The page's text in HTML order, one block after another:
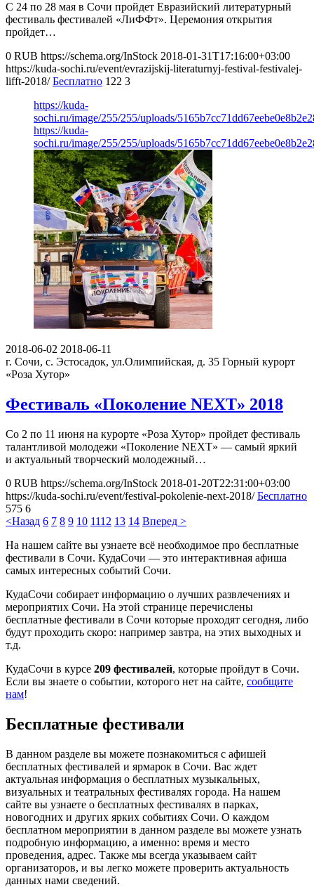
С 24 по 28 мая в Сочи пройдет Евразийский литературный
фестиваль фестивалей «ЛиФФт». Церемония открытия
пройдет…
0 RUB https://schema.org/InStock 2018-01-31T17:16:00+03:00
https://kuda-sochi.ru/event/evrazijskij-literaturnyj-festival-festivalej-
lifft-2018/ Бесплатно 122 3
https://kuda-
sochi.ru/image/255/255/uploads/
https://kuda-
sochi.ru/image/255/255/uploads/
2018-06-02 2018-06-11
г. Сочи, с. Эстосадок, ул.Олимпийская, д. 35 Горный курорт
«Роза Хутор»
Фестиваль «Поколение NEXT» 2018
Cо 2 по 11 июня на курорте «Роза Хутор» пройдет фестиваль
талантливой молодежи «Поколение NEXT» — самый яркий
и актуальный творческий молодежный…
0 RUB https://schema.org/InStock 2018-01-20T22:31:00+03:00
https://kuda-sochi.ru/event/festival-pokolenie-next-2018/ Бесплатно
575 6
<Назад 6 7 8 9 10 1112 13 14 Вперед >
На нашем сайте вы узнаете всё необходимое про бесплатные
фестивали в Сочи. КудаСочи — это интерактивная афиша
самых интересных событий Сочи.
КудаСочи собирает информацию о лучших развлечениях и
мероприятих Сочи. На этой странице перечислены
бесплатные фестивали в Сочи которые проходят сегодня, либо
будут проходить скоро: например завтра, на этих выходных и
т.д.
КудаСочи в курсе 209 фестивалей, которые пройдут в Сочи.
Если вы знаете о событии, которого нет на сайте, сообщите
нам!
Бесплатные фестивали
В данном разделе вы можете познакомиться с афишей
бесплатных фестивалей и ярмарок в Сочи. Вас ждет
актуальная информация о бесплатных музыкальных,
визуальных и театральных фестивалях города. На нашем
сайте вы узнаете о бесплатных фестивалях в парках,
новогодних и других ярких событиях Сочи. О каждом
бесплатном мероприятии в данном разделе вы можете узнать
подробную информацию, а именно: время и место
проведения, адрес. Также мы всегда указываем сайт
организаторов, и вы легко можете проверить актуальность
данных нами сведений.